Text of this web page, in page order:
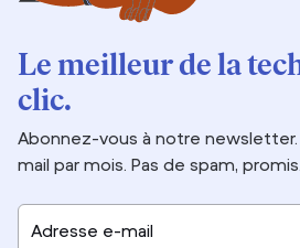
Le meilleur de la
clic.
Abonnez-vous à notre
mail par mois. Pas de spam, promis.
Adresse e-mail